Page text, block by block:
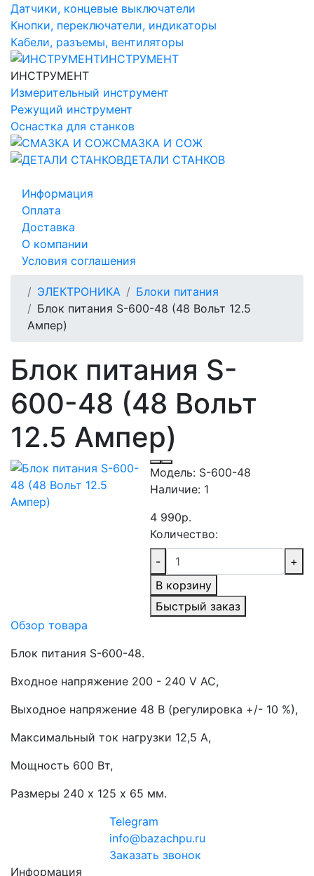
Датчики, концевые выключатели
Кнопки, переключатели, индикаторы
Кабели, разъемы, вентиляторы
ИНСТРУМЕНТ
ИНСТРУМЕНТ
Измерительный инструмент
Режущий инструмент
Оснастка для станков
СМАЗКА И СОЖ
ДЕТАЛИ СТАНКОВ
Информация
Оплата
Доставка
О компании
Условия соглашения
ЭЛЕКТРОНИКА
Блоки питания
Блок питания S-600-48 (48 Вольт 12.5
Ампер)
Блок питания S-
600-48 (48 Вольт
12.5 Ампер)
Модель: S-600-48
Наличие: 1
4 990р.
Количество:
-
+
В корзину
Быстрый заказ
Обзор товара
Блок питания S-600-48.
Входное напряжение 200 - 240 V AC,
Выходное напряжение 48 В (регулировка +/- 10 %),
Максимальный ток нагрузки 12,5 А,
Мощность 600 Вт,
Размеры 240 х 125 х 65 мм.
Telegram
info@bazachpu.ru
Заказать звонок
Информация